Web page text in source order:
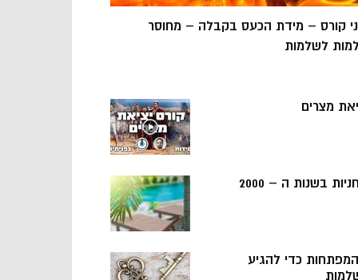
קורס – מידת הכעס בקבלה – מחוסר
לשלמות
מצרים
בשנות ה – 2000
5 המפתחות כדי להגיע